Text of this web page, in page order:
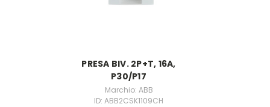
PRESA BIV. 2P+T, 16A,
P30/P17
Marchio: ABB
ID: ABB2CSK1109CH